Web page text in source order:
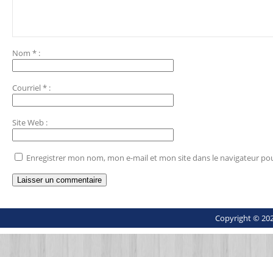
Nom * :
Courriel * :
Site Web :
Enregistrer mon nom, mon e-mail et mon site dans le navigateur
Copyright ©